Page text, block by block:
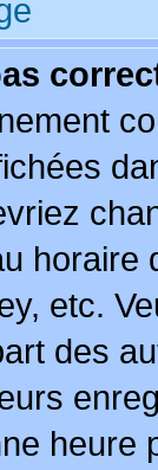
etc.
des
heure